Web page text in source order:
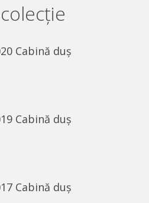
Cabină duș
Cabină duș
Cabină duș